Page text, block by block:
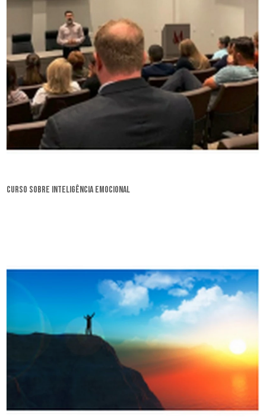
curso sobre inteligência emocional